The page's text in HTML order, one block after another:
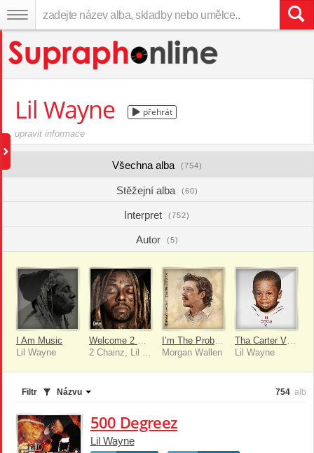
Lil Wayne přehrát
upravit informace
Všechna alba (754)
Stěžejní alba (60)
Interpret (752)
Autor (5)
I Am Music
Lil Wayne
Welcome 2 Collegrove
2 Chainz, Lil Wayne
I’m The Problem
Morgan Wallen
Tha Carter VI [Bonus]
Lil Wayne
Filtr Názvu 754 alb
500 Degreez
Lil Wayne